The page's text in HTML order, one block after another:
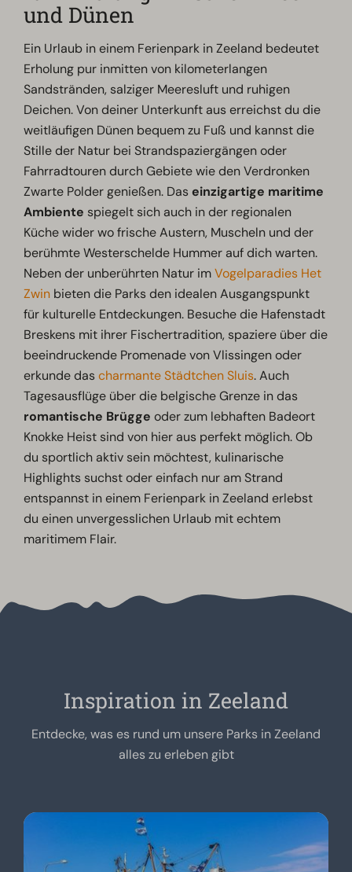
und Dünen
Ein Urlaub in einem Ferienpark in Zeeland bedeutet
Erholung pur inmitten von kilometerlangen
Sandstränden, salziger Meeresluft und ruhigen
Deichen. Von deiner Unterkunft aus erreichst du die
weitläufigen Dünen bequem zu Fuß und kannst die
Stille der Natur bei Strandspaziergängen oder
Fahrradtouren durch Gebiete wie den Verdronken
Zwarte Polder genießen. Daseinzigartige maritime
Ambiente spiegelt sich auch in der regionalen
Küche wider wo frische Austern, Muscheln und der
berühmte Westerschelde Hummer auf dich warten.
Neben der unberührten Natur imVogelparadies Het
Zwin bieten die Parks den idealen Ausgangspunkt
für kulturelle Entdeckungen. Besuche die Hafenstadt
Breskens mit ihrer Fischertradition, spaziere über die
beeindruckende Promenade von Vlissingen oder
erkunde dascharmante Städtchen Sluis. Auch
Tagesausflüge über die belgische Grenze in das
romantische Brügge oder zum lebhaften Badeort
Knokke Heist sind von hier aus perfekt möglich. Ob
du sportlich aktiv sein möchtest, kulinarische
Highlights suchst oder einfach nur am Strand
entspannst in einem Ferienpark in Zeeland erlebst
du einen unvergesslichen Urlaub mit echtem
maritimem Flair.
Inspiration in Zeeland
Entdecke, was es rund um unsere Parks in Zeeland
alles zu erleben gibt